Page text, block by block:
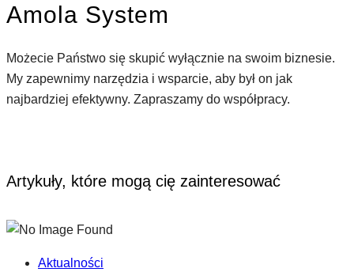
Amola System
Możecie Państwo się skupić wyłącznie na swoim biznesie.
My zapewnimy narzędzia i wsparcie, aby był on jak
najbardziej efektywny. Zapraszamy do współpracy.
Artykuły, które mogą cię zainteresować
Aktualności